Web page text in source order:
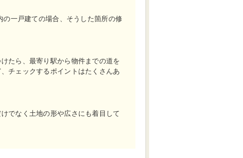
一戸建ての場合、そうした箇所の修
たら、最寄り駅から物件までの道を
チェックするポイントはたくさんあ
でなく土地の形や広さにも着目して